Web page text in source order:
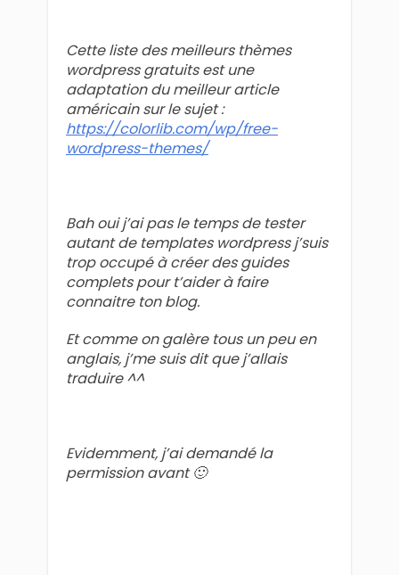
Cette liste des meilleurs thèmes
wordpress gratuits est une
adaptation du meilleur article
américain sur le sujet :
https://colorlib.com/wp/free-
wordpress-themes/
Bah oui j’ai pas le temps de tester
autant de templates wordpress j’suis
trop occupé à créer des guides
complets pour t’aider à faire
connaitre ton blog.
Et comme on galère tous un peu en
anglais, j’me suis dit que j’allais
traduire ^^
Evidemment, j’ai demandé la
permission avant 🙂